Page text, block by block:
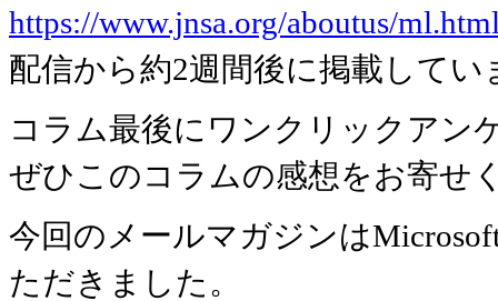
https://www.jnsa.org/aboutus/
配信から約2週間後に掲載してい
コラム最後にワンクリックアン
ぜひこのコラムの感想をお寄せ
今回のメールマガジンは
ただきました。